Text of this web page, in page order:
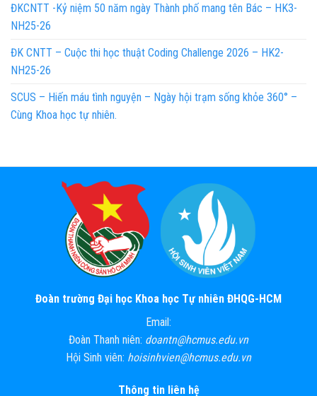
ĐKCNTT -Kỷ niệm 50 năm ngày Thành phố mang tên Bác – HK3-
NH25-26
ĐK CNTT – Cuộc thi học thuật Coding Challenge 2026 – HK2-
NH25-26
SCUS – Hiến máu tình nguyện – Ngày hội trạm sống khỏe 360° –
Cùng Khoa học tự nhiên.
Đoàn trường Đại học Khoa học Tự nhiên ĐHQG-HCM
Email:
Đoàn Thanh niên: doantn@hcmus.edu.vn
Hội Sinh viên: hoisinhvien@hcmus.edu.vn
Thông tin liên hệ